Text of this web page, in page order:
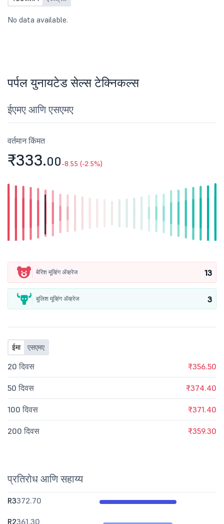
No data available.
पर्पल युनायटेड सेल्स टेक्निकल्स
ईएमए आणि एसएमए
वर्तमान किंमत
₹333.00-8.55 (-2.5%)
बेरिश मूव्हिंग ॲव्हरेज 13
बुलिश मूव्हिंग ॲव्हरेज 3
ईमा एसएमए
20 दिवस ₹356.50
50 दिवस ₹374.40
100 दिवस ₹371.40
200 दिवस ₹359.30
प्रतिरोध आणि सहाय्य
R3372.70
R2361.30